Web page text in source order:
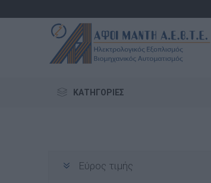
ΚΑΤΗΓΟΡΊΕΣ
Εύρος τιμής